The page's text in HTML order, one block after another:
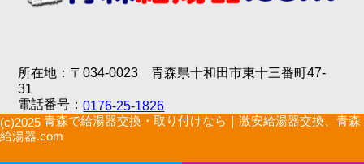
所在地：〒034-0023 青森県十和田市東十三番町47-
31
電話番号：0176-25-1826
(c)2025 青森で給湯器交換・取り付けなら｜激安給湯器交換、青森
給湯器.com